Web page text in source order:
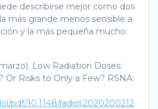
describirse mejor como dos
más grande menos sensible a
y la más pequeña mucho
Low Radiation Doses:
Or Risks to Only a Few? RSNA:
pdf/10.1148/radiol.2020200212